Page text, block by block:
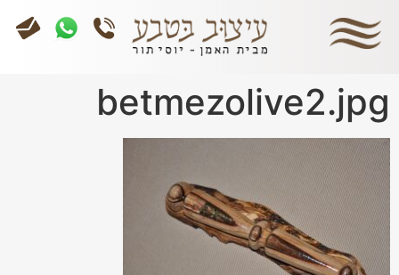
betmezolive2.jpg